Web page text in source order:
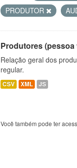
PRODUTOR
Produtores
Relação geral dos
regular.
CSV XML JS
Você também pode ter